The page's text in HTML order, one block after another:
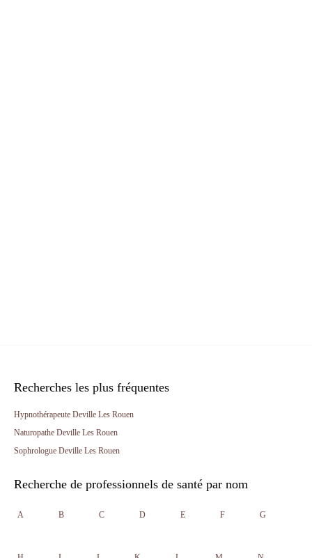
Recherches les plus fréquentes
Hypnothérapeute Deville Les Rouen
Naturopathe Deville Les Rouen
Sophrologue Deville Les Rouen
Recherche de professionnels de santé par nom
A B C D E F G